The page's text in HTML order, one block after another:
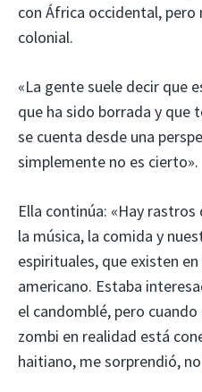
con África occidental,
colonial.
«La gente suele decir que
que ha sido borrada y
se cuenta desde una
simplemente no es cierto».
Ella continúa: «Hay
la música, la comida y
espirituales, que existen
americano. Estaba
el candomblé, pero
zombi en realidad está
haitiano, me sorprendió,